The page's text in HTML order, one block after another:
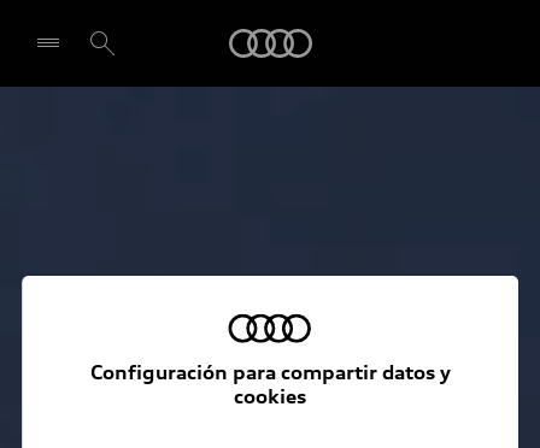
Configuración para compartir datos y
cookies